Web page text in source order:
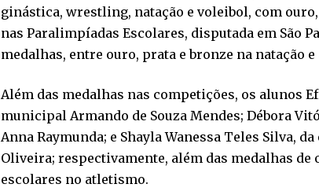
ginástica, wrestling, natação e voleibol, com ouro,
nas Paralimpíadas Escolares, disputada em São
medalhas, entre ouro, prata e bronze na natação
Além das medalhas nas competições, os alunos
municipal Armando de Souza Mendes; Débora
Anna Raymunda; e Shayla Wanessa Teles Silva,
Oliveira; respectivamente, além das medalhas de
escolares no atletismo.